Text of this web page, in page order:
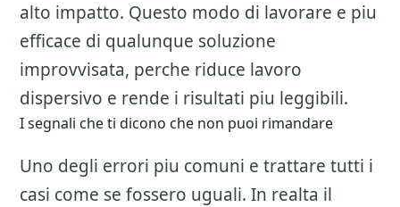
alto impatto. Questo modo di lavorare e piu
efficace di qualunque soluzione
improvvisata, perche riduce lavoro
dispersivo e rende i risultati piu leggibili.
I segnali che ti dicono che non puoi rimandare
Uno degli errori piu comuni e trattare tutti i
casi come se fossero uguali. In realta il